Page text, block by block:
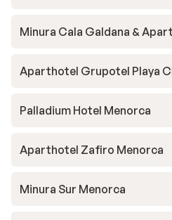
Minura Cala Galdana &
Aparthotel Grupotel Playa
Palladium Hotel Menorca
Aparthotel Zafiro Menorca
Minura Sur Menorca